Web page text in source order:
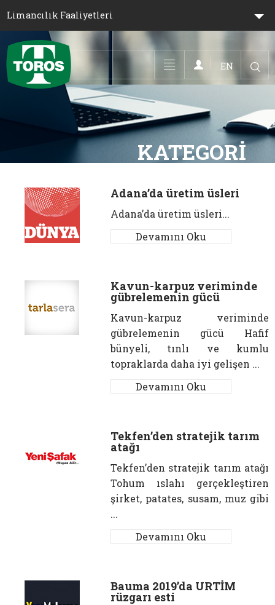
Limancılık Faaliyetleri
Toggle navigation
EN
Adana’da üretim üsleri​
Adana’da üretim üsleri​...
Devamını Oku
Kavun-karpuz veriminde
gübrelemenin gücü
Kavun-karpuz veriminde
gübrelemenin gücü Hafif
bünyeli, tınlı ve kumlu
topraklarda daha iyi gelişen ...
Devamını Oku
Tekfen’den stratejik tarım
atağı
Tekfen’den stratejik tarım atağı
Tohum ıslahı gerçekleştiren
şirket, patates, susam, muz gibi
...
Devamını Oku
Bauma 2019’da URTİM
rüzgarı esti